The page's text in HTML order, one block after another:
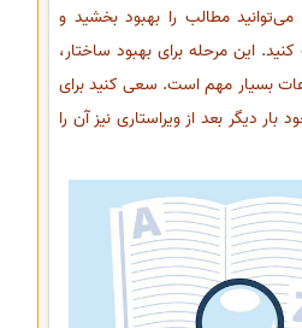
مطالب را بهبود بخشید و
این مرحله برای بهبود ساختار،
بسیار مهم است. سعی کنید برای
دیگر بعد از ویراستاری نیز آن را